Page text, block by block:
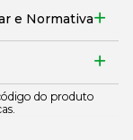
e Normativa
do produto